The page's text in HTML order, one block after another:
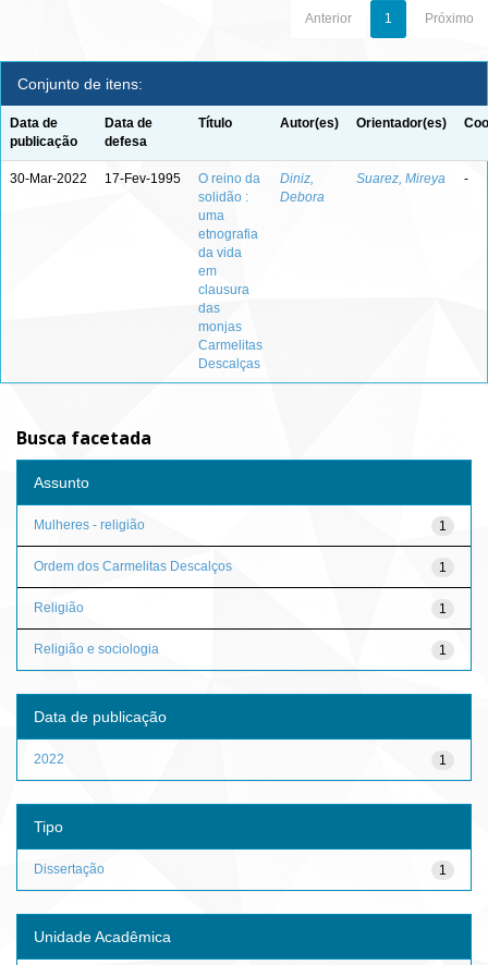
Anterior 1 Próximo
Conjunto de itens:
Data de
publicação
Data de
defesa
Título Autor(es) Orientador(es)
30-Mar-2022 17-Fev-1995
O reino da
solidão :
uma
etnografia
da vida
em
clausura
das
monjas
Carmelitas
Descalças
Diniz,
Debora
Suarez, Mireya -
Busca facetada
Assunto
1
Mulheres - religião
1
Ordem dos Carmelitas Descalços
1
Religião
1
Religião e sociologia
Data de publicação
1
2022
Tipo
1
Dissertação
Unidade Acadêmica